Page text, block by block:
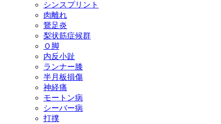
シンスプリント
肉離れ
鵞足炎
梨状筋症候群
Ｏ脚
内反小趾
ランナー膝
半月板損傷
神経痛
モートン病
シーバー病
打撲